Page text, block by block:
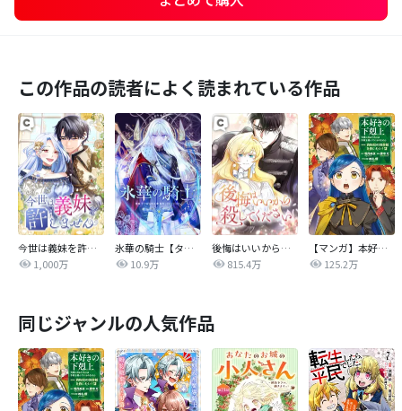
この作品の読者によく読まれている作品
今世は義妹を許しません
1,000万
氷華の騎士【タテヨミ】
10.9万
後悔はいいから殺してください
815.4万
【マンガ】本好きの下剋上 第四部
125.2万
同じジャンルの人気作品